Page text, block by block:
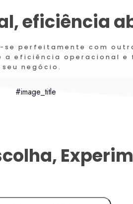
eficiência
se perfeitamente com
a eficiência operacional
seu negócio.